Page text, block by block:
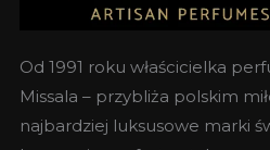
Od 1991 roku właścicielka
Missala – przybliża polskim
najbardziej luksusowe marki